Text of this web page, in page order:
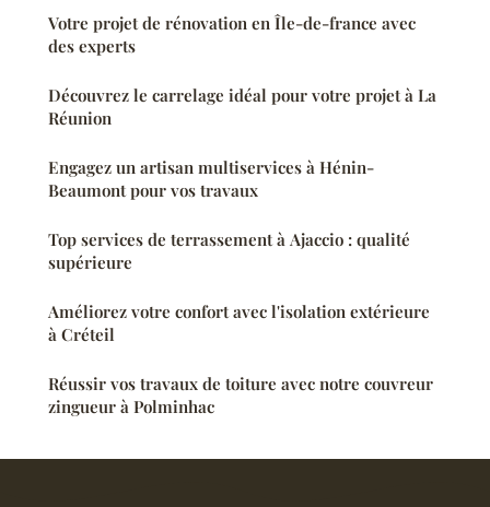
Votre projet de rénovation en Île-de-france avec
des experts
Découvrez le carrelage idéal pour votre projet à La
Réunion
Engagez un artisan multiservices à Hénin-
Beaumont pour vos travaux
Top services de terrassement à Ajaccio : qualité
supérieure
Améliorez votre confort avec l'isolation extérieure
à Créteil
Réussir vos travaux de toiture avec notre couvreur
zingueur à Polminhac